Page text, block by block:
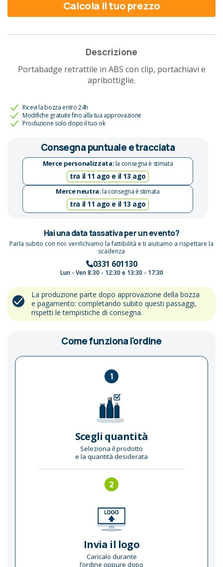
Calcola il tuo prezzo
Descrizione
Portabadge retrattile in ABS con clip, portachiavi e
apribottiglie.
Ricevi la bozza entro 24h
Modifiche gratuite fino alla tua approvazione
Produzione solo dopo il tuo ok
Consegna puntuale e tracciata
Merce personalizzata:la consegna è stimata
tra il 11 ago e il 13 ago
Merce neutra:la consegna è stimata
tra il 11 ago e il 13 ago
Hai una data tassativa per un evento?
Parla subito con noi: verifichiamo la fattibilità e ti aiutiamo a rispettare la
scadenza
0331 601130
Lun - Ven 8:30 - 12:30 e 13:30 - 17:30
La produzione parte dopo approvazione della bozza
e pagamento: completando subito questi passaggi,
rispetti le tempistiche di consegna.
Come funziona l'ordine
1
Scegli quantità
Seleziona il prodotto
e la quantità desiderata
2
Invia il logo
Caricalo durante
l’ordine oppure dopo